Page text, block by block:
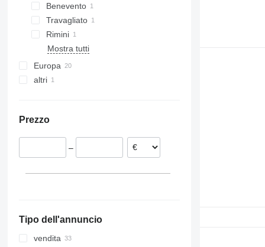
Benevento
Travagliato
Rimini
Mostra tutti
Europa
Danimarca
Germania
altri
Prezzo
–
Tipo dell'annuncio
vendita